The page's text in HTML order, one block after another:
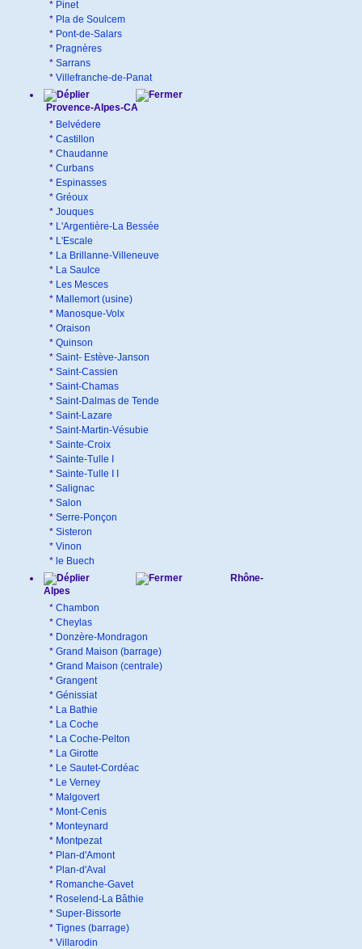
* Pinet
* Pla de Soulcem
* Pont-de-Salars
* Pragnères
* Sarrans
* Villefranche-de-Panat
Provence-Alpes-CA
* Belvédere
* Castillon
* Chaudanne
* Curbans
* Espinasses
* Gréoux
* Jouques
* L'Argentière-La Bessée
* L'Escale
* La Brillanne-Villeneuve
* La Saulce
* Les Mesces
* Mallemort (usine)
* Manosque-Volx
* Oraison
* Quinson
* Saint- Estève-Janson
* Saint-Cassien
* Saint-Chamas
* Saint-Dalmas de Tende
* Saint-Lazare
* Saint-Martin-Vésubie
* Sainte-Croix
* Sainte-Tulle I
* Sainte-Tulle I I
* Salignac
* Salon
* Serre-Ponçon
* Sisteron
* Vinon
* le Buech
Rhône-
Alpes
* Chambon
* Cheylas
* Donzère-Mondragon
* Grand Maison (barrage)
* Grand Maison (centrale)
* Grangent
* Génissiat
* La Bathie
* La Coche
* La Coche-Pelton
* La Girotte
* Le Sautet-Cordéac
* Le Verney
* Malgovert
* Mont-Cenis
* Monteynard
* Montpezat
* Plan-d'Amont
* Plan-d'Aval
* Romanche-Gavet
* Roselend-La Bâthie
* Super-Bissorte
* Tignes (barrage)
* Villarodin